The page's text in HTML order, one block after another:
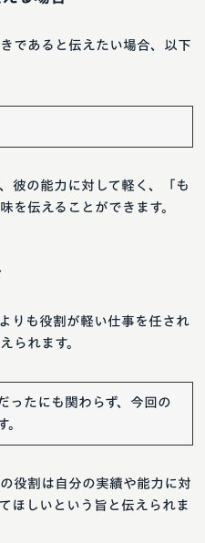
であると伝えたい場合、以下
彼の能力に対して軽く、「も
を伝えることができます。
りも役割が軽い仕事を任され
られます。
ったにも関わらず、今回の
役割は自分の実績や能力に対
ほしいという旨と伝えられま